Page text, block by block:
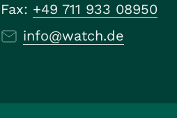
Fax: +49 711 933 08950
info@watch.de